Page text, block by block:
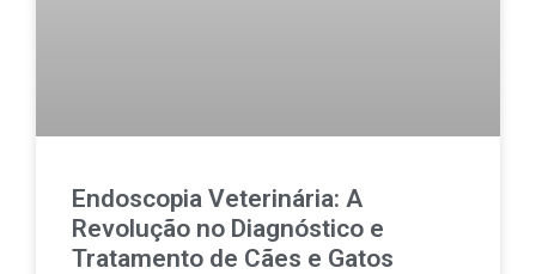
Endoscopia Veterinária: A
Revolução no Diagnóstico e
Tratamento de Cães e Gatos